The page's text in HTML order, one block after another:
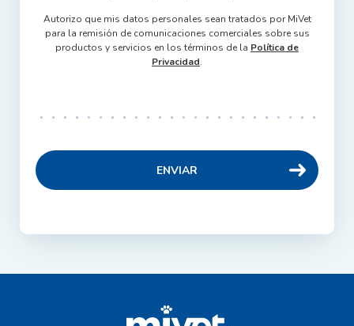
Autorizo que mis datos personales sean tratados por MiVet
para la remisión de comunicaciones comerciales sobre sus
productos y servicios en los términos de la Política de
Privacidad.
ENVIAR